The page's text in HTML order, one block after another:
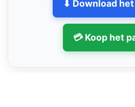
⬇ Download
💳 Koop het